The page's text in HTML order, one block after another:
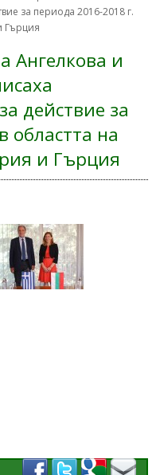
за периода 2016-2018 г.
Гърция
Ангелкова и
действие за
областта на
и Гърция